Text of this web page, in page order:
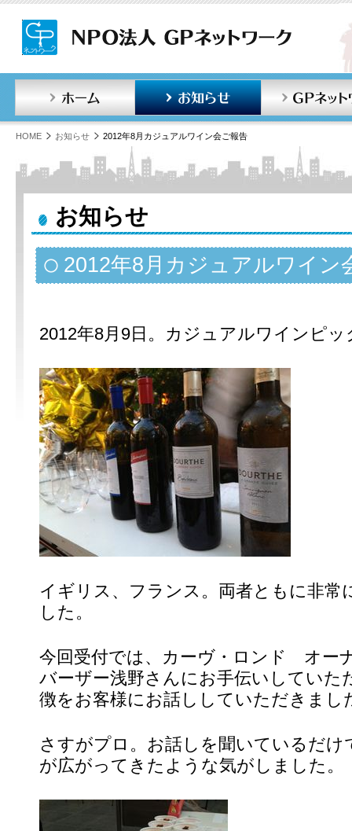
ホーム
HOME お知らせ 2012年8月カジュアルワイン会ご報告
お知らせ
2012年8月カジュアルワイン
2012年8月9日。カジュアルワインピ
イギリス、フランス。両者ともに非常
した。
今回受付では、カーヴ・ロンド オー
バーザー浅野さんにお手伝いしていた
徴をお客様にお話ししていただきまし
さすがプロ。お話しを聞いているだ
が広がってきたような気がしました。